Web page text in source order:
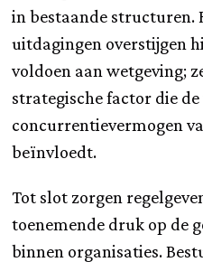
in bestaande structuren.
uitdagingen overstijgen
voldoen aan wetgeving;
strategische factor die
concurrentievermogen
beïnvloedt.
Tot slot zorgen
toenemende druk op de
binnen organisaties.